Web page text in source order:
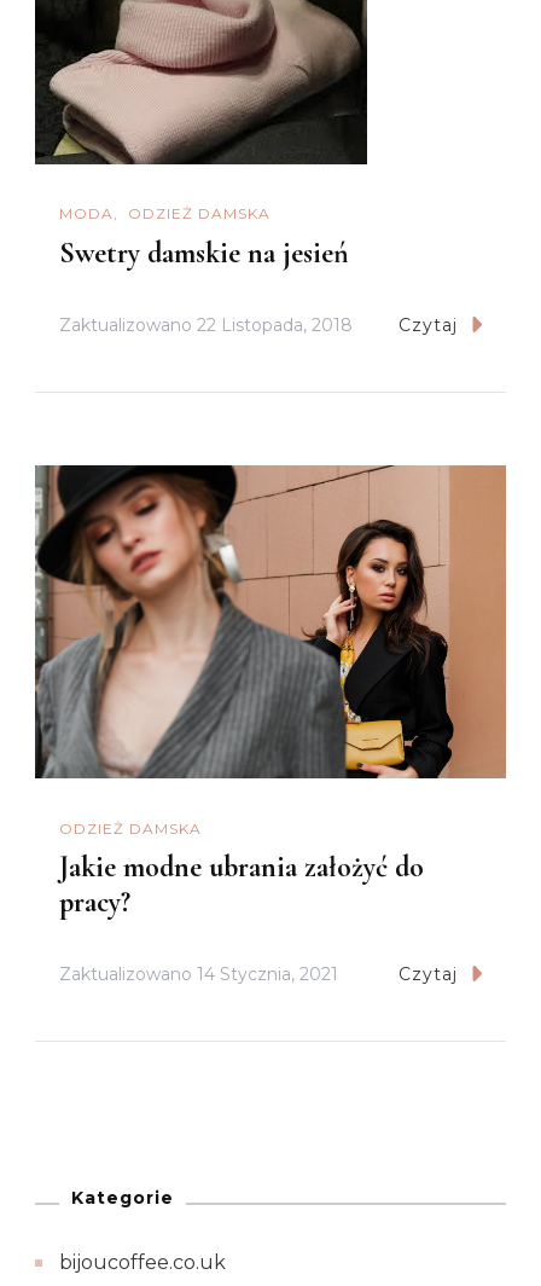
MODA ODZIEŻ DAMSKA
Swetry damskie na jesień
Zaktualizowano 22 Listopada, 2018 Czytaj
ODZIEŻ DAMSKA
Jakie modne ubrania założyć do
pracy?
Zaktualizowano 14 Stycznia, 2021 Czytaj
Kategorie
bijoucoffee.co.uk